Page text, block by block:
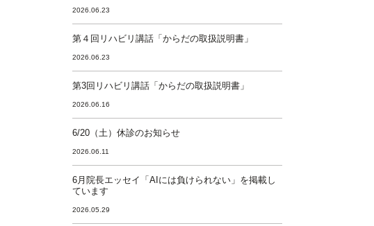
2026.06.23
第４回リハビリ講話「からだの取扱説明書」
2026.06.23
第3回リハビリ講話「からだの取扱説明書」
2026.06.16
6/20（土）休診のお知らせ
2026.06.11
6月院長エッセイ「AIには負けられない」を掲載し
ています
2026.05.29